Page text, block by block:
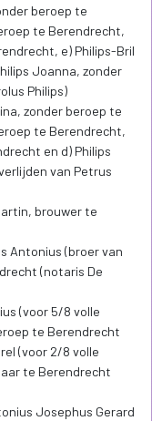
beroep te
te Berendrecht,
e) Philips-Bril
Joanna, zonder
Philips)
zonder beroep te
te Berendrecht,
en d) Philips
van Petrus
brouwer te
Antonius (broer van
(notaris De
(voor 5/8 volle
te Berendrecht
(voor 2/8 volle
te Berendrecht
Josephus Gerard